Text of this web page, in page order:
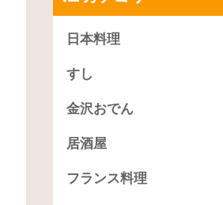
日本料理
すし
金沢おでん
居酒屋
フランス料理